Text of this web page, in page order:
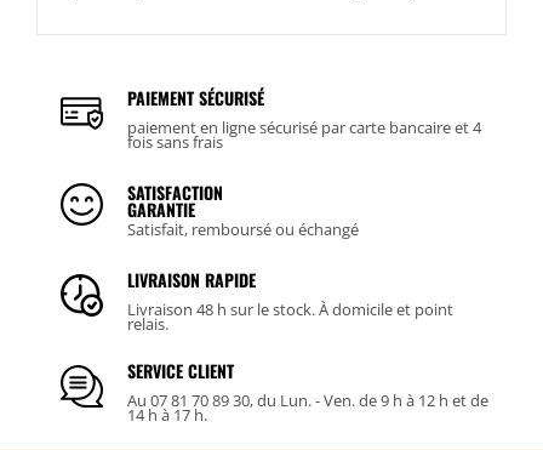
PAIEMENT SÉCURISÉ
paiement en ligne sécurisé par carte bancaire et 4
fois sans frais
SATISFACTION
GARANTIE
Satisfait, remboursé ou échangé
LIVRAISON RAPIDE
Livraison 48 h sur le stock. À domicile et point
relais.
SERVICE CLIENT
Au 07 81 70 89 30, du Lun. - Ven. de 9 h à 12 h et de
14 h à 17 h.